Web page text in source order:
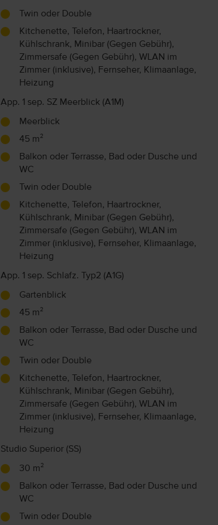
Twin oder Double
Kitchenette, Telefon, Haartrockner,
Kühlschrank, Minibar (Gegen Gebühr),
Zimmersafe (Gegen Gebühr), WLAN im
Zimmer (inklusive), Fernseher, Klimaanlage,
Heizung
App. 1 sep. SZ Meerblick (A1M)
Meerblick
45 m²
Balkon oder Terrasse, Bad oder Dusche und
WC
Twin oder Double
Kitchenette, Telefon, Haartrockner,
Kühlschrank, Minibar (Gegen Gebühr),
Zimmersafe (Gegen Gebühr), WLAN im
Zimmer (inklusive), Fernseher, Klimaanlage,
Heizung
App. 1 sep. Schlafz. Typ2 (A1G)
Gartenblick
45 m²
Balkon oder Terrasse, Bad oder Dusche und
WC
Twin oder Double
Kitchenette, Telefon, Haartrockner,
Kühlschrank, Minibar (Gegen Gebühr),
Zimmersafe (Gegen Gebühr), WLAN im
Zimmer (inklusive), Fernseher, Klimaanlage,
Heizung
Studio Superior (SS)
30 m²
Balkon oder Terrasse, Bad oder Dusche und
WC
Twin oder Double